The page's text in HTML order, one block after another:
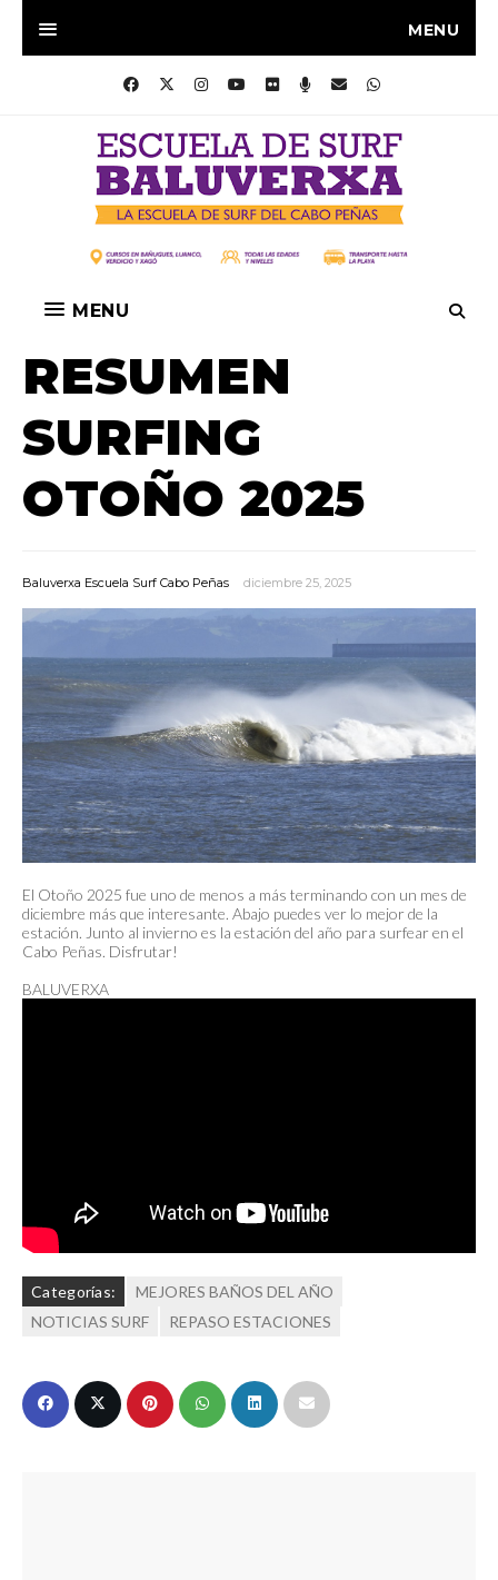
MENU
MENU
RESUMEN
SURFING
OTOÑO 2025
Baluverxa Escuela Surf Cabo Peñas diciembre 25, 2025
El Otoño 2025 fue uno de menos a más terminando con un mes de
diciembre más que interesante. Abajo puedes ver lo mejor de la
estación. Junto al invierno es la estación del año para surfear en el
Cabo Peñas. Disfrutar!
BALUVERXA
Categorías:
MEJORES BAÑOS DEL AÑO
NOTICIAS SURF
REPASO ESTACIONES